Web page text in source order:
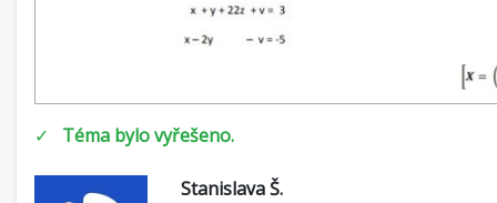
✓ Téma bylo vyřešeno.
Stanislava Š.